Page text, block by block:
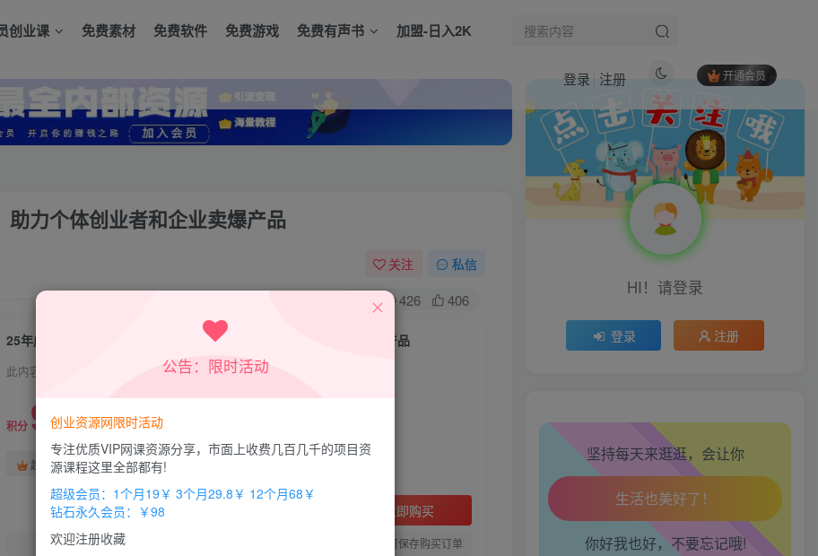
创业课 免费素材 免费软件 免费游戏 免费有声书 加盟-日入2K
开通会员
登录 注册
力个体创业者和企业卖爆产品
关注 私信
426 406
25年成交实战密训营，高客单成交课程，助力个体创业者和企业卖爆产品
此内容为付费资源，请付费后查看
积分 9.9
超级会员免费 钻石会员
立即购买
您当前未登录！建议登陆后购买，办理会员包月更省钱，可保存购买订单
热门文章
Tc联盟海外App拉新：普通人如何搭乘TikTok快车，打造月入过1W的可持续副业
（18379期）698元同款技术：一条作品开通抖音精选，可批量开号卖号，也可代过接单赚钱
电商暴力起店复盘实战手册：拆解快速起量落地玩法，复盘起店踩坑细节稳定店铺流量
2026全新正规录屏平台，单号1小时30+，矩阵操作日入3张+，长期稳定，碎片时间就能做【揭秘】
（17299期）Midjourney AI漫画创作课，脚本构思、人物设计、排版合成，零基础创作完整漫画或系列插画
HI！请登录
登录 注册
坚持每天来逛逛，会让你
生活也美好了！
走路也有劲了！
腰也不酸了！
你好我也好，不要忘记哦!
公告：限时活动
创业资源网限时活动
专注优质VIP网课资源分享，市面上收费几百几千的项目资
源课程这里全部都有!
超级会员：1个月19￥ 3个月29.8￥ 12个月68￥
钻石永久会员：￥98
欢迎注册收藏